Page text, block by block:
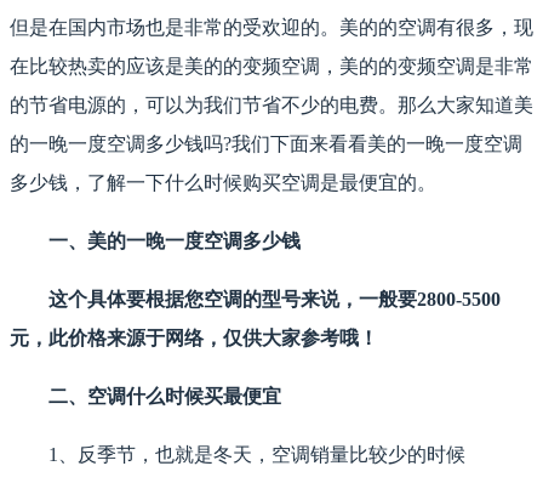
但是在国内市场也是非常的受欢迎的。美的的空调有很多，现
在比较热卖的应该是美的的变频空调，美的的变频空调是非常
的节省电源的，可以为我们节省不少的电费。那么大家知道美
的一晚一度空调多少钱吗?我们下面来看看美的一晚一度空调
多少钱，了解一下什么时候购买空调是最便宜的。
一、美的一晚一度空调多少钱
这个具体要根据您空调的型号来说，一般要2800-5500
元，此价格来源于网络，仅供大家参考哦！
二、空调什么时候买最便宜
1、反季节，也就是冬天，空调销量比较少的时候